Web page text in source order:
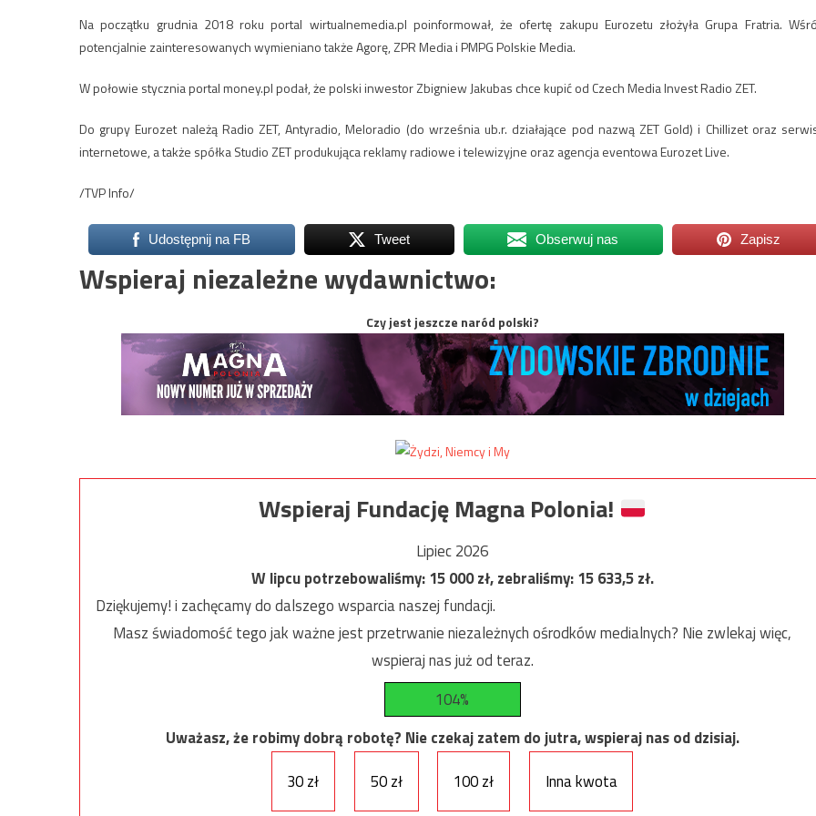
Na początku grudnia 2018 roku portal wirtualnemedia.pl poinformował, że ofertę zakupu Eurozetu złożyła Grupa Fratria.
potencjalnie zainteresowanych wymieniano także Agorę, ZPR Media i PMPG Polskie Media.
W połowie stycznia portal money.pl podał, że polski inwestor Zbigniew Jakubas chce kupić od Czech Media Invest Radio ZET.
Do grupy Eurozet należą Radio ZET, Antyradio, Meloradio (do września ub.r. działające pod nazwą ZET Gold) i Chillizet oraz
internetowe, a także spółka Studio ZET produkująca reklamy radiowe i telewizyjne oraz agencja eventowa Eurozet Live.
/TVP Info/
Udostępnij na FB Tweet Obserwuj nas Zapisz
Wspieraj niezależne wydawnictwo:
Czy jest jeszcze naród polski?
Wspieraj Fundację Magna Polonia!
Lipiec 2026
W lipcu potrzebowaliśmy:15 000zł, zebraliśmy:15 633,5zł.
Dziękujemy! i zachęcamy do dalszego wsparcia naszej fundacji.
Masz świadomość tego jak ważne jest przetrwanie niezależnych ośrodków medialnych? Nie zwlekaj więc,
wspieraj nas już od teraz.
104%
Uważasz, że robimy dobrą robotę? Nie czekaj zatem do jutra, wspieraj nas od dzisiaj.
30 zł
50 zł 100 zł
Inna kwota